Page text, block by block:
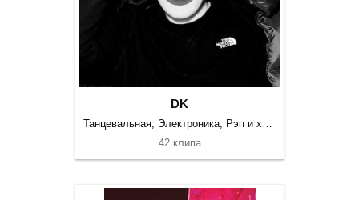
DK
Танцевальная, Электроника, Рэп и хип-хоп
42 клипа